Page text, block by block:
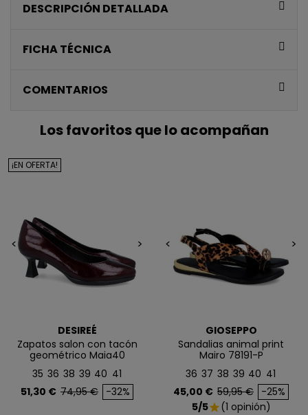
DESCRIPCIÓN DETALLADA
FICHA TÉCNICA
COMENTARIOS
Los favoritos que lo acompañan
< >
DESIREÉ
Zapatos salon con tacón
geométrico Maia40
35 36 38 39 40 41
Precio
51,30 € Precio base
74,95 € -32%
¡EN OFERTA!
< >
GIOSEPPO
Sandalias animal print
Mairo 78191-P
36 37 38 39 40 41
Precio
45,00 € Precio base
59,95 € -25%
5/5star(1 opinión)
CONSIGUE
EN TU PRIMERA
para tu primera compra* (en pedidos de 80€ o más)
Además, acceso anticipado a lanzamientos y
ofertas exclusivas.
QUIERO MIS 5€
Te enviaremos tu cupón al instante